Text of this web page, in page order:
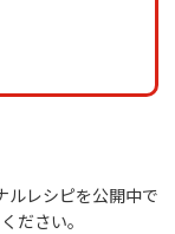
ルレシピを公開中で
ださい。